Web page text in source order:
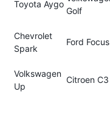
Toyota Aygo
Golf
Chevrolet
Spark
Ford Focus
Volkswagen
Up
Citroen C3